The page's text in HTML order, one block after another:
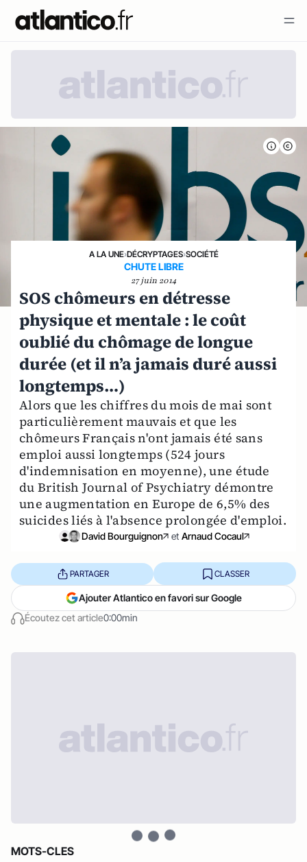
A LA UNE›DÉCRYPTAGES›SOCIÉTÉ
CHUTE LIBRE
27 juin 2014
SOS chômeurs en détresse
physique et mentale : le coût
oublié du chômage de longue
durée (et il n’a jamais duré aussi
longtemps…)
Alors que les chiffres du mois de mai sont
particulièrement mauvais et que les
chômeurs Français n'ont jamais été sans
emploi aussi longtemps (524 jours
d'indemnisation en moyenne), une étude
du British Journal of Psychiatry démontre
une augmentation en Europe de 6,5% des
suicides liés à l'absence prolongée d'emploi.
David Bourguignon et Arnaud Cocaul
Écoutez cet article0:00min
PARTAGER CLASSER
Ajouter Atlantico en favori sur Google
MOTS-CLES